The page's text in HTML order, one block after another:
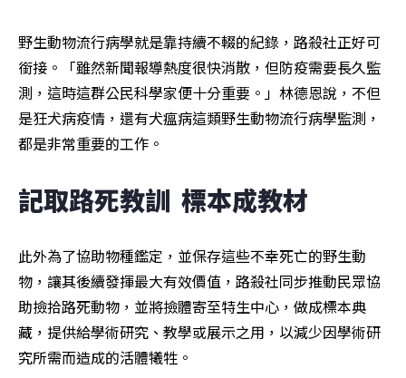
野生動物流行病學就是靠持續不輟的紀錄，路殺社正好可
銜接。「雖然新聞報導熱度很快消散，但防疫需要長久監
測，這時這群公民科學家便十分重要。」林德恩說，不但
是狂犬病疫情，還有犬瘟病這類野生動物流行病學監測，
都是非常重要的工作。
記取路死教訓  標本成教材
此外為了協助物種鑑定，並保存這些不幸死亡的野生動
物，讓其後續發揮最大有效價值，路殺社同步推動民眾協
助撿拾路死動物，並將撿體寄至特生中心，做成標本典
藏，提供給學術研究、教學或展示之用，以減少因學術研
究所需而造成的活體犧牲。